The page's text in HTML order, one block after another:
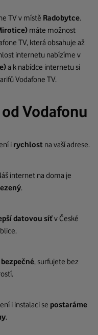
TV v místě Radobytce.
máte možnost
TV, která obsahuje až
internetu nabízíme v
a k nabídce internetu si
Vodafone TV.
Vodafonu
i rychlost na vaší adrese.
internet na doma je
.
datovou síťv České
bezpečné, surfujete bez
i instalaci se postaráme
.